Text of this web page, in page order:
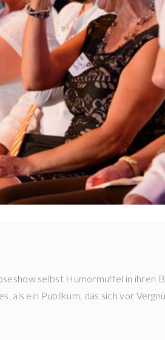
selbst Humormuffel in ihren
als ein Publikum, das sich vor